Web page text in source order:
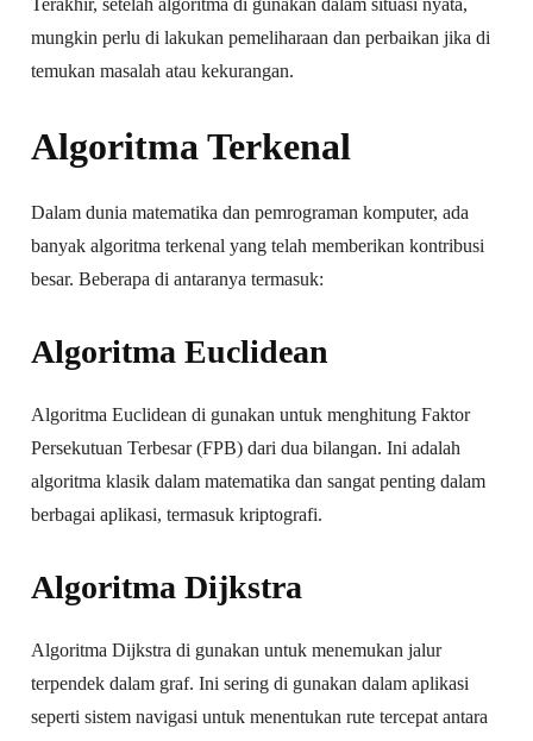
mungkin perlu di lakukan pemeliharaan dan perbaikan jika di
temukan masalah atau kekurangan.
Algoritma Terkenal
Dalam dunia matematika dan pemrograman komputer, ada
banyak algoritma terkenal yang telah memberikan kontribusi
besar. Beberapa di antaranya termasuk:
Algoritma Euclidean
Algoritma Euclidean di gunakan untuk menghitung Faktor
Persekutuan Terbesar (FPB) dari dua bilangan. Ini adalah
algoritma klasik dalam matematika dan sangat penting dalam
berbagai aplikasi, termasuk kriptografi.
Algoritma Dijkstra
Algoritma Dijkstra di gunakan untuk menemukan jalur
terpendek dalam graf. Ini sering di gunakan dalam aplikasi
seperti sistem navigasi untuk menentukan rute tercepat antara